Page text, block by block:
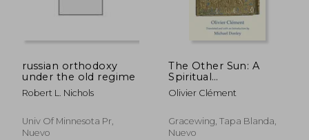
45%
dcto.
russian orthodoxy
under the old regime
Robert L. Nichols
Univ Of Minnesota Pr,
Nuevo
The Other Sun: A
Spiritual
Autobiography (en
Inglés)
Olivier Clément
Gracewing, Tapa Blanda,
Nuevo